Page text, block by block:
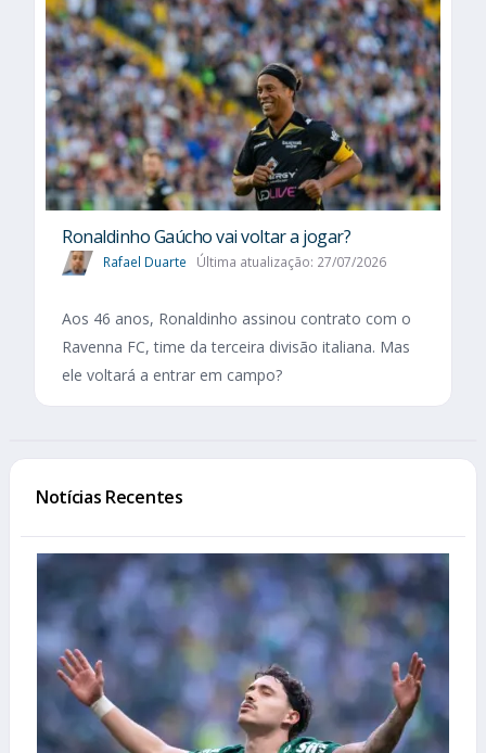
Ronaldinho Gaúcho vai voltar a jogar?
Rafael Duarte Última atualização: 27/07/2026
Aos 46 anos, Ronaldinho assinou contrato com o
Ravenna FC, time da terceira divisão italiana. Mas
ele voltará a entrar em campo?
Notícias Recentes